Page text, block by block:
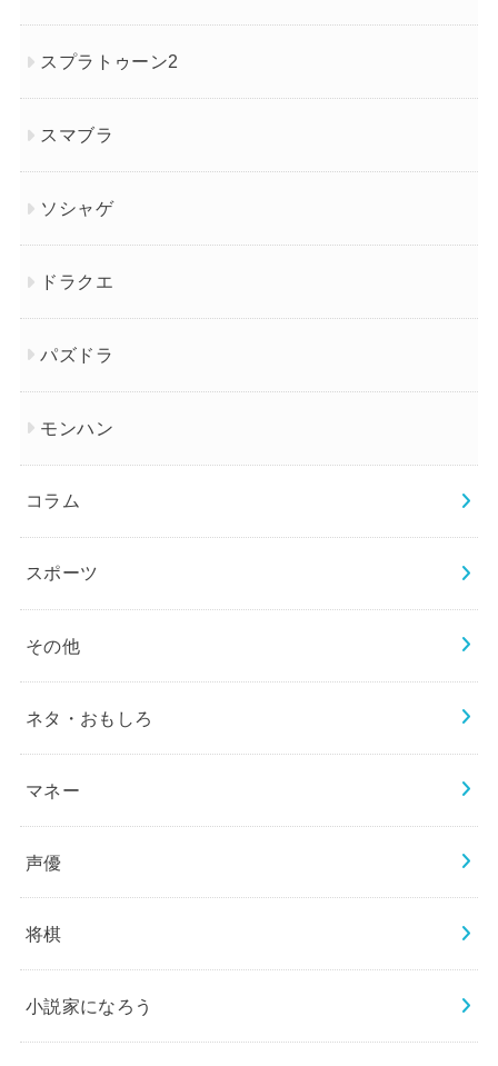
スプラトゥーン2
スマブラ
ソシャゲ
ドラクエ
パズドラ
モンハン
コラム
スポーツ
その他
ネタ・おもしろ
マネー
声優
将棋
小説家になろう